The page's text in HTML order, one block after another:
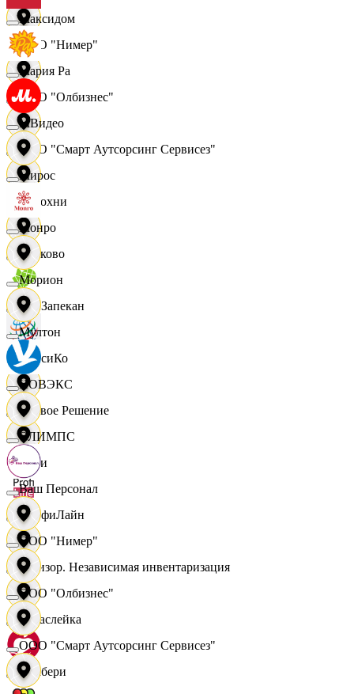
ООО "Нимер"
ООО "Олбизнес"
ООО "Смарт Аутсорсинг Сервисез"
Отдохни
Очаково
ПанЗапекан
ПепсиКо
Первое Решение
Пери
ПрофиЛайн
Ревизор. Независимая инвентаризация
Саваслейка
Самбери
Максидом
Мария Ра
МВидео
Мирос
Монро
Морион
Мултон
НОВЭКС
ОЛИМПС
Ваш Персонал
ООО "Нимер"
ООО "Олбизнес"
ООО "Смарт Аутсорсинг Сервисез"